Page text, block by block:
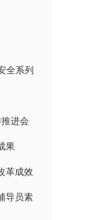
全系列
进会
果
革成效
导员素